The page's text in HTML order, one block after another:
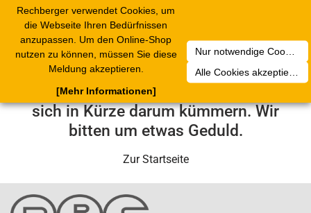
Rechberger verwendet Cookies, um
die Webseite Ihren Bedürfnissen
anzupassen. Um den Online-Shop
nutzen zu können, müssen Sie diese
Meldung akzeptieren.
Nur notwendige Cookies akzeptieren
Alle Cookies akzeptieren
[Mehr Informationen]
Leider ist ein technischer Fehler
aufgetreten. Unser Service-Team wird
sich in Kürze darum kümmern. Wir
bitten um etwas Geduld.
Zur Startseite